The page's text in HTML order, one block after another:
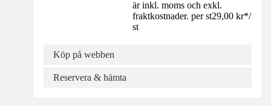
är inkl. moms och exkl.
fraktkostnader. per st29,00 kr*/
st
Köp på webben
Reservera & hämta